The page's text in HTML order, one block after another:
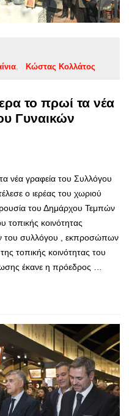
Κώστας Κολλάτος
το πρωί τα νέα
Γυναικών
νέα γραφεία του Συλλόγου
ο ιερέας του χωριού
του Δημάρχου Τεμπών
κοινότητας
του συλλόγου , εκπροσώπων
τοπικής κοινότητας του
έκανε η πρόεδρος …